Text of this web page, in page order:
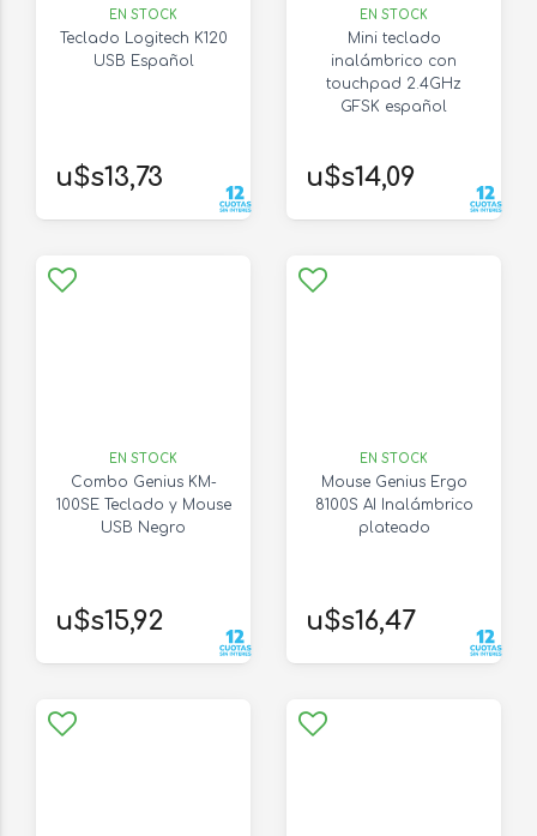
EN STOCK
Teclado Logitech K120
USB Español
u$s13,73
EN STOCK
Mini teclado
inalámbrico con
touchpad 2.4GHz
GFSK español
u$s14,09
EN STOCK
Combo Genius KM-
100SE Teclado y Mouse
USB Negro
u$s15,92
EN STOCK
Mouse Genius Ergo
8100S AI Inalámbrico
plateado
u$s16,47